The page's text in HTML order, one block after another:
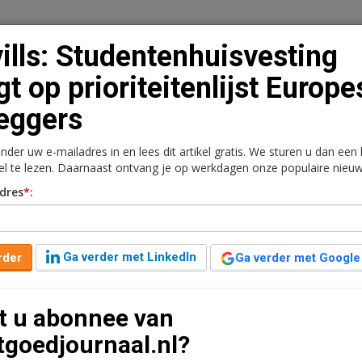
Vacaturebank
Kantoren Retail Logistiek Juridisch | Fiscaal
stijgt op
beleggers
studentenhuisvesting hogere prioriteit dan
van Savills onder investeerders met
Studentenhuisvesting
op prioriteitenlijst
uw e-mailadres in en lees dit artikel gratis. We sturen u dan een
te lezen. Daarnaast ontvang je op werkdagen onze populaire
*:
Ga verder met LinkedIn Ga verder met Google
u abonnee van